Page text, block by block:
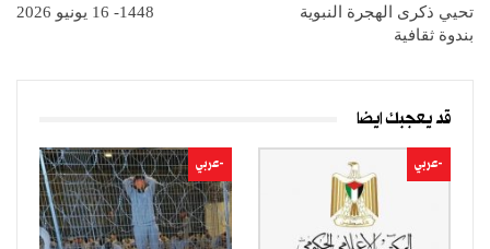
تحيي ذكرى الهجرة النبوية
بندوة ثقافية
1448- 16 يونيو 2026
قد يعجبك ايضا
-عربي -عربي